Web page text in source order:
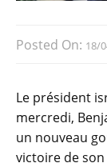
Posted On: 18/
Le président
mercredi,
un nouveau
victoire de